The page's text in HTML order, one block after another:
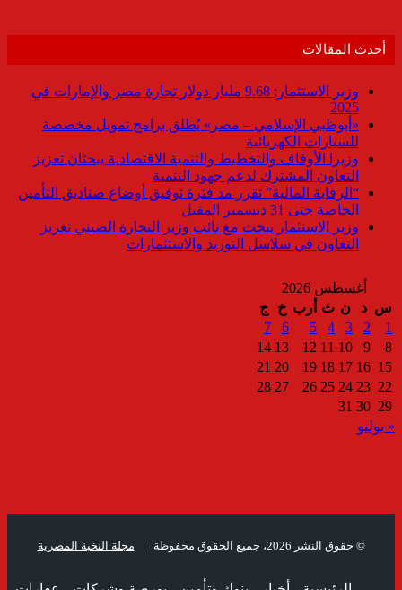
أحدث المقالات
وزير الاستثمار: 9.68 مليار دولار تجارة مصر والإمارات في
2025
«أبوظبي الإسلامي – مصر» يُطلق برامج تمويل مخصصة
للسيارات الكهربائية
وزيرا الأوقاف والتخطيط والتنمية الاقتصادية يبحثان تعزيز
التعاون المشترك لدعم جهود التنمية
“الرقابة المالية” تقرر مد فترة توفيق أوضاع صناديق التأمين
الخاصة حتى 31 ديسمبر المقبل
وزير الاستثمار يبحث مع نائب وزير التجارة الصيني تعزيز
التعاون في سلاسل التوريد والاستثمارات
أغسطس 2026
س د ن ث أرب خ
ج
1
2
3
4
5
6
7
8
9
10
11
12
13
14
15
16
17
18
19
20
21
22
23
24
25
26
27
28
29
30
31
« يوليو
© حقوق النشر 2026، جميع الحقوق محفوظة | مجلة النخبة المصرية